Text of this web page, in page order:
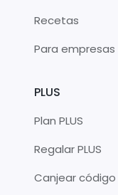
Recetas
Para empresas
PLUS
Plan PLUS
Regalar PLUS
Canjear código